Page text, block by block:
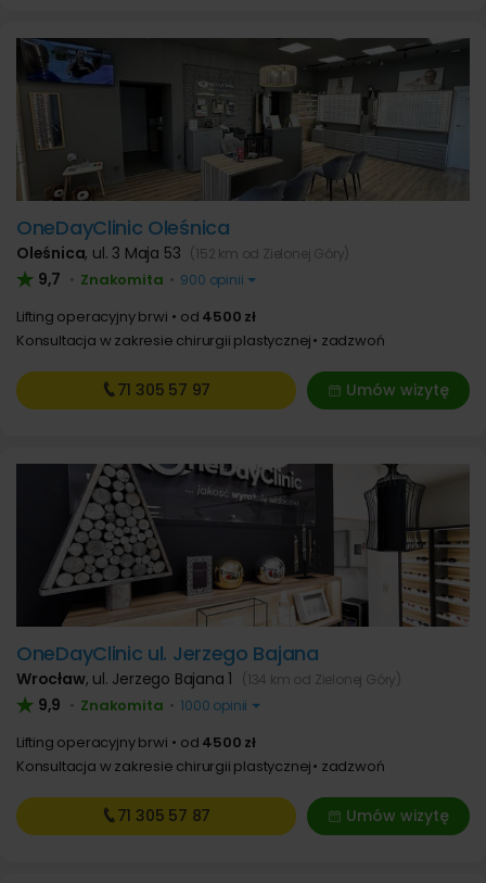
OneDayClinic Oleśnica
Oleśnica, ul. 3 Maja 53 (152 km od Zielonej Góry)
9,7 • Znakomita • 900 opinii
Lifting operacyjny brwi od 4500 zł
Konsultacja w zakresie chirurgii plastycznej zadzwoń
Umów wizytę
71 305 57 97
OneDayClinic ul. Jerzego Bajana
Wrocław, ul. Jerzego Bajana 1 (134 km od Zielonej Góry)
9,9 • Znakomita • 1000 opinii
Lifting operacyjny brwi od 4500 zł
Konsultacja w zakresie chirurgii plastycznej zadzwoń
Umów wizytę
71 305 57 87